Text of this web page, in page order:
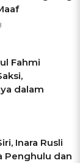
Fahmi
dalam
Inara Rusli
Penghulu dan